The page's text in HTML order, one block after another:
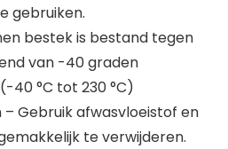
gebruiken.
bestek is bestand tegen
van -40 graden
40 °C tot 230 °C)
– Gebruik afwasvloeistof en
te verwijderen.